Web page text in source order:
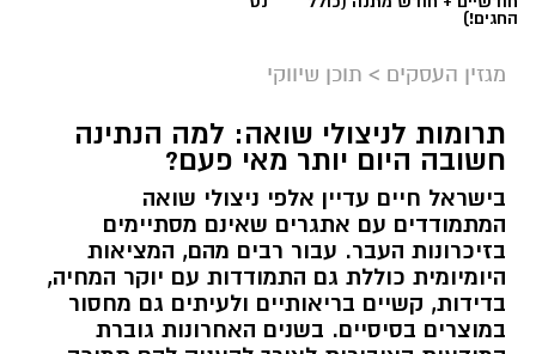
magnific
אחד הדברים הראשונים שכל גולש בודק כשהוא
נכנס לפרופיל הוא מספר העוקבים. לכן, לא מעט
אנשים מחפשים פתרונות שיסייעו להם להגדיל את
החגים!)
מגזין העסקים > תוכן שיווקי
תרומות לניצולי שואה: למה הנתינה
חשובה היום יותר מאי פעם?
בישראל חיים עדיין אלפי ניצולי שואה
המתמודדים עם אתגרים שאינם מסתיימים
בזיכרונות העבר. עבור רבים מהם, המציאות
היומיומית כוללת גם התמודדות עם יוקר המחיה,
בדידות, קשיים בריאותיים ולעיתים גם מחסור
במוצרים בסיסיים. בשנים האחרונות גוברת